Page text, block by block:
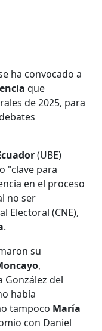
ha convocado a
que
de 2025, para
(UBE)
"clave para
en el proceso
no ser
Electoral (CNE),
.
su
,
del
había
tampoco María
con Daniel